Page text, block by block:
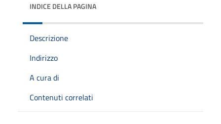
INDICE DELLA PAGINA
Descrizione
Indirizzo
A cura di
Contenuti correlati